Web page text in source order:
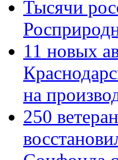
Тысячи
11 новых
на
250